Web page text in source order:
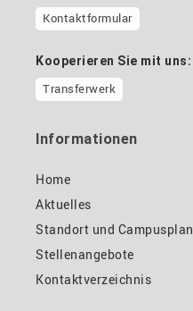
Kontaktformular
Kooperieren Sie mit uns:
Transferwerk
Informationen
Home
Aktuelles
Standort und Campusplan
Stellenangebote
Kontaktverzeichnis